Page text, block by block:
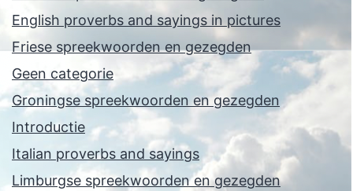
English proverbs and sayings in pictures
Friese spreekwoorden en gezegden
Geen categorie
Groningse spreekwoorden en gezegden
Introductie
Italian proverbs and sayings
Limburgse spreekwoorden en gezegden